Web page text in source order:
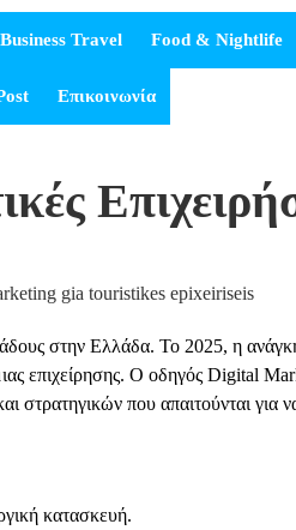
Business Travel Food & Nightlife
Επικοινωνία
στην Ελλάδα. Το 2025, η
επιχείρησης. Ο οδηγός Digital
που απαιτούνται για
κατασκευή.